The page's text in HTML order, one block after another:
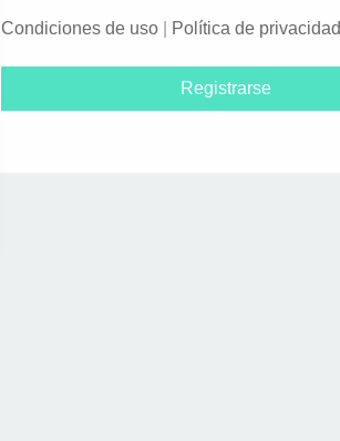
Condiciones de uso Política de privacidad
Registrarse